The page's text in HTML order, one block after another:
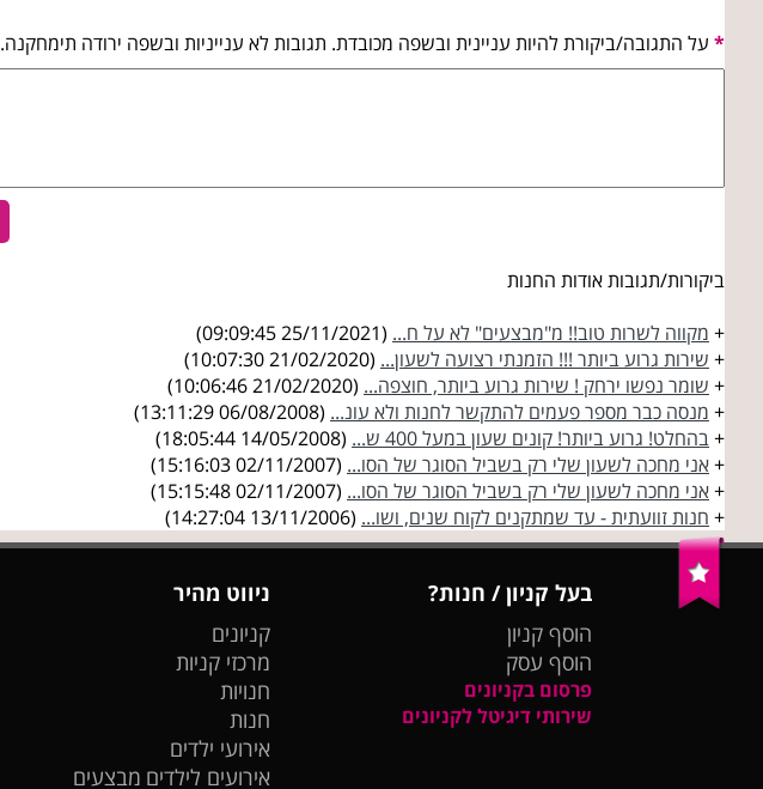
* על התגובה/ביקורת להיות עניינית ובשפה מכובדת. תגובות לא ענייניות ובשפה ירודה תימחקנה.
ביקורות/תגובות אודות החנות
+ מקווה לשרות טוב!! מ"מבצעים" לא על ח... (25/11/2021 09:09:45)
+ שירות גרוע ביותר !!! הזמנתי רצועה לשעון... (21/02/2020 10:07:30)
+ שומר נפשו ירחק ! שירות גרוע ביותר, חוצפה... (21/02/2020 10:06:46)
+ מנסה כבר מספר פעמים להתקשר לחנות ולא עונ... (06/08/2008 13:11:29)
+בהחלט! גרוע ביותר! קונים שעון במעל 400 ש...
(14/05/2008 18:05:44)
+אני מחכה לשעון שלי רק בשביל הסוגר של הסו... (02/11/2007 15:16:03)
+אני מחכה לשעון שלי רק בשביל הסוגר של הסו... (02/11/2007 15:15:48)
+ חנות זוועתית - עד שמתקנים לקוח שנים, ושו... (13/11/2006 14:27:04)
בעל קניון / חנות?
הוסף קניון
הוסף עסק
פרסום בקניונים
שירותי דיגיטל לקניונים
ניווט מהיר
קניונים
מרכזי קניות
חנויות
חנות
אירועי ילדים
אירועים לילדים מבצעים